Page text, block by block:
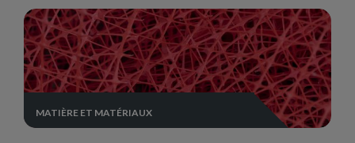
MATIÈRE ET MATÉRIAUX